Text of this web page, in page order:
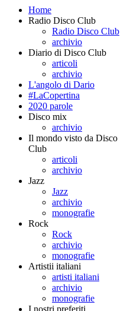
Home
Radio Disco Club
Radio Disco Club
archivio
Diario di Disco Club
articoli
archivio
L'angolo di Dario
#LaCopertina
2020 parole
Disco mix
archivio
Il mondo visto da Disco
Club
articoli
archivio
Jazz
Jazz
archivio
monografie
Rock
Rock
archivio
monografie
Artistii italiani
artisti italiani
archivio
monografie
I nostri preferiti